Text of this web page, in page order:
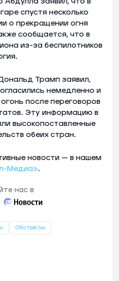
спустя несколько
о прекращении огня
сообщается, что в
из-за беспилотников
Трамп заявил,
немедленно и
после переговоров
Эту информацию в
высокопоставленные
обеих стран.
новости — в нашем
Медиа».
нас в
Обстрелы